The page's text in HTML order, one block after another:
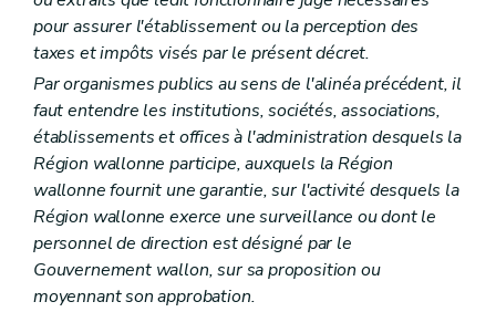
pour assurer l'établissement ou la perception des
taxes et impôts visés par le présent décret.
Par organismes publics au sens de l'alinéa précédent, il
faut entendre les institutions, sociétés, associations,
établissements et offices à l'administration desquels la
Région wallonne participe, auxquels la Région
wallonne fournit une garantie, sur l'activité desquels la
Région wallonne exerce une surveillance ou dont le
personnel de direction est désigné par le
Gouvernement wallon, sur sa proposition ou
moyennant son approbation.